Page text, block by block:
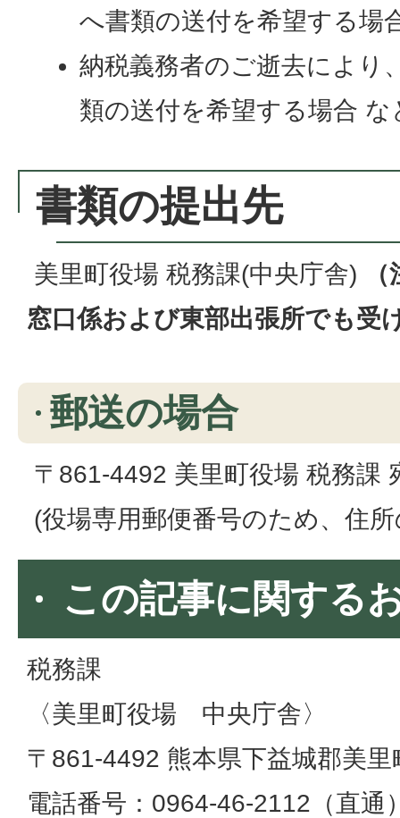
へ書類の送付を希望する場
納税義務者のご逝去により
類の送付を希望する場合 な
書類の提出先
美里町役場 税務課(中央庁舎)
窓口係および東部出張所でも受
郵送の場合
〒861-4492 美里町役場 税務課
(役場専用郵便番号のため、住
この記事に関する
税務課
〈美里町役場 中央庁舎〉
〒861-4492 熊本県下益城郡美
電話番号：0964-46-2112（直通